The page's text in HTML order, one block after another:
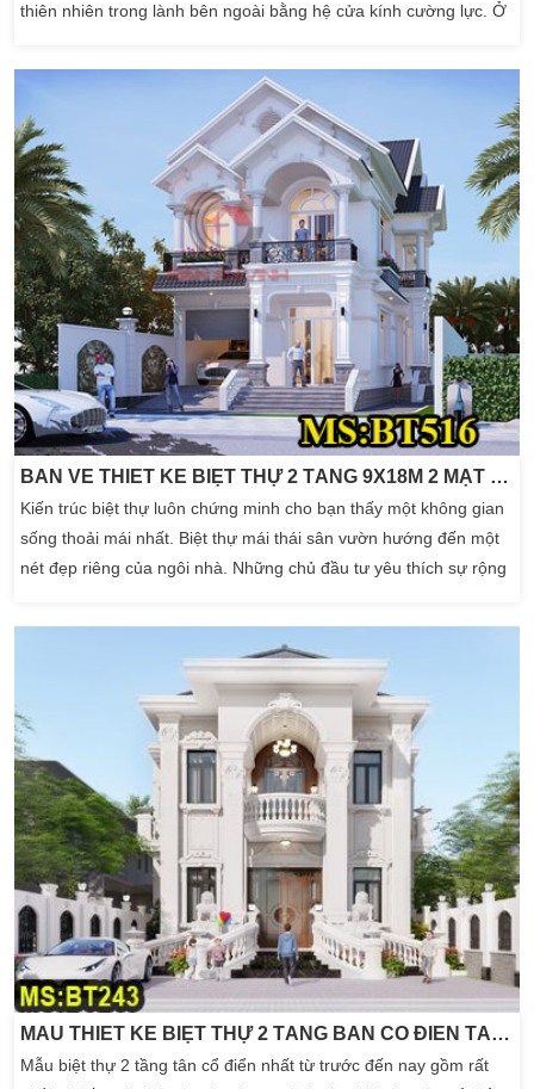
thiên nhiên trong lành bên ngoài bằng hệ cửa kính cường lực. Ở
điểm nhấn cho cả không gian ngoại thất. Kết hợp phong cách tân
BẢN VẼ THIẾT KẾ BIỆT THỰ 2 TẦNG 9X18M 2 MẶT TIỀN MÁI THÁI SÂN VƯỜN CÓ GARA OTO
Kiến trúc biệt thự luôn chứng minh cho bạn thấy một không gian
sống thoải mái nhất. Biệt thự mái thái sân vườn hướng đến một
nét đẹp riêng của ngôi nhà. Những chủ đầu tư yêu thích sự rộng
Anh Lợi trú tại Tiền Giang. Vốn dĩ gia đình đã sở hữu lô diện tích
đất 9x18m khá vuông […]
MẪU THIẾT KẾ BIỆT THỰ 2 TẦNG BÁN CỔ ĐIỂN TÂY NINH
Mẫu biệt thự 2 tầng tân cổ điển nhất từ trước đến nay gồm rất